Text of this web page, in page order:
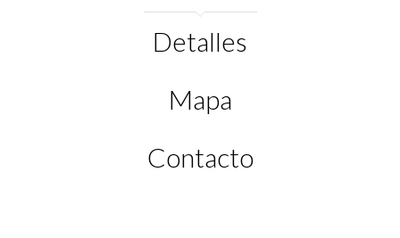
Detalles
Mapa
Contacto